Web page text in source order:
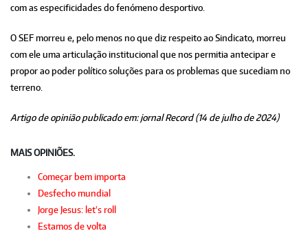
com as especificidades do fenómeno desportivo.
O SEF morreu e, pelo menos no que diz respeito ao Sindicato, morreu
com ele uma articulação institucional que nos permitia antecipar e
propor ao poder político soluções para os problemas que sucediam no
terreno.
Artigo de opinião publicado em: jornal Record (14 de julho de 2024)
MAIS OPINIÕES.
Começar bem importa
Desfecho mundial
Jorge Jesus: let's roll
Estamos de volta